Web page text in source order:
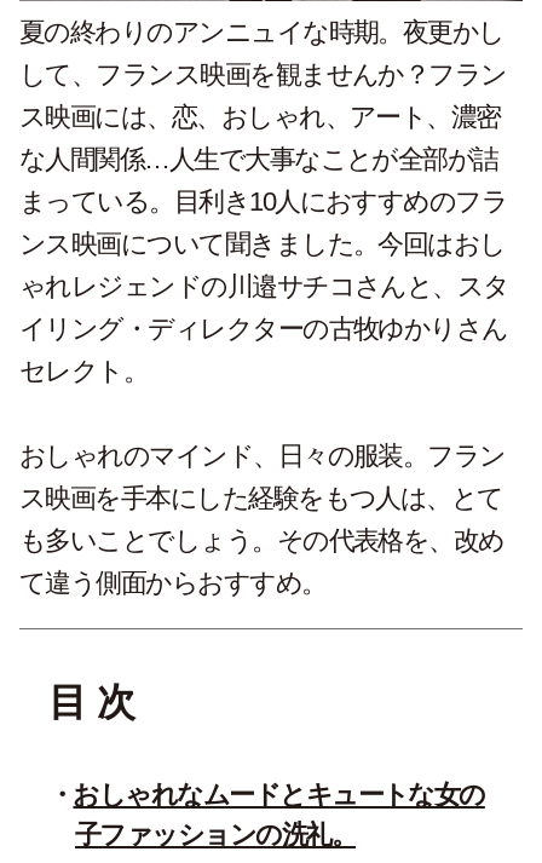
夏の終わりのアンニュイな時期。夜更かし
して、フランス映画を観ませんか？フラン
ス映画には、恋、おしゃれ、アート、濃密
な人間関係…人生で大事なことが全部が詰
まっている。目利き10人におすすめのフラ
ンス映画について聞きました。今回はおし
ゃれレジェンドの川邉サチコさんと、スタ
イリング・ディレクターの古牧ゆかりさん
セレクト。
おしゃれのマインド、日々の服装。フラン
ス映画を手本にした経験をもつ人は、とて
も多いことでしょう。その代表格を、改め
て違う側面からおすすめ。
目 次
おしゃれなムードとキュートな女の
子ファッションの洗礼。